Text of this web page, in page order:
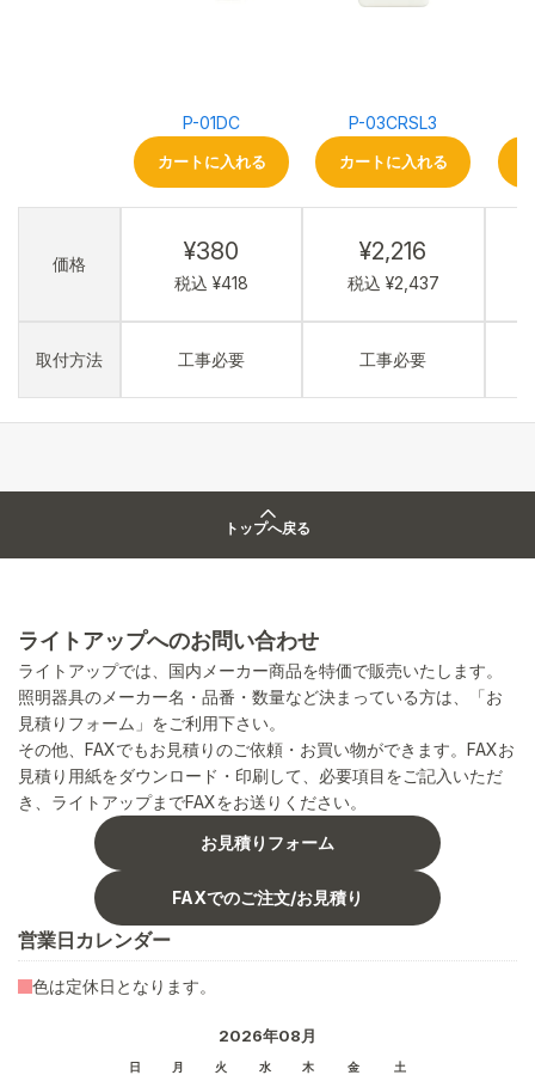
価格
取付方法
P-01DC
カートに入れる
¥380
税込 ¥418
工事必要
P-03CRSL3
カートに入れる
¥2,216
税込 ¥2,437
工事必要
トップへ戻る
ライトアップへのお問い合わせ
ライトアップでは、国内メーカー商品を特価で販売いたします。
照明器具のメーカー名・品番・数量など決まっている方は、「お
見積りフォーム」をご利用下さい。
その他、FAXでもお見積りのご依頼・お買い物ができます。FAXお
見積り用紙をダウンロード・印刷して、必要項目をご記入いただ
き、ライトアップまでFAXをお送りください。
お見積りフォーム
FAXでのご注文/お見積り
営業日カレンダー
2026年08月
日 月 火 水 木 金 土
色は定休日となります。